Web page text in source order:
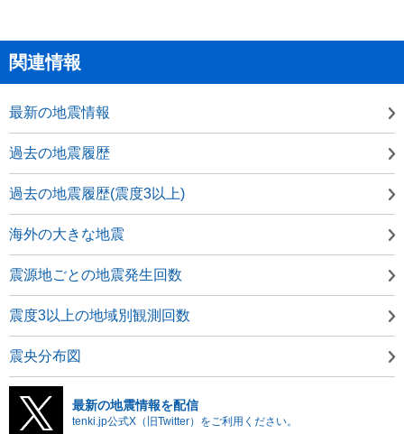
関連情報
最新の地震情報
過去の地震履歴
過去の地震履歴(震度3以上)
海外の大きな地震
震源地ごとの地震発生回数
震度3以上の地域別観測回数
震央分布図
最新の地震情報を配信
tenki.jp公式X（旧Twitter）をご利用ください。